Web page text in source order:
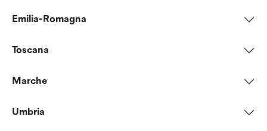
Emilia-Romagna
Toscana
Marche
Umbria